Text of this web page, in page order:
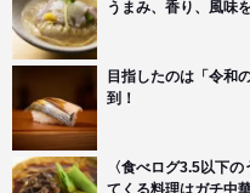
うまみ、香り、風味
目指したのは「令和
到！
〈食べログ3.5以下
てくる料理はガチ中